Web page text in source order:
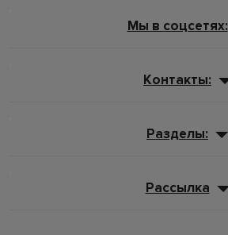
Мы в соцсетях:
Контакты:
Разделы:
Рассылка